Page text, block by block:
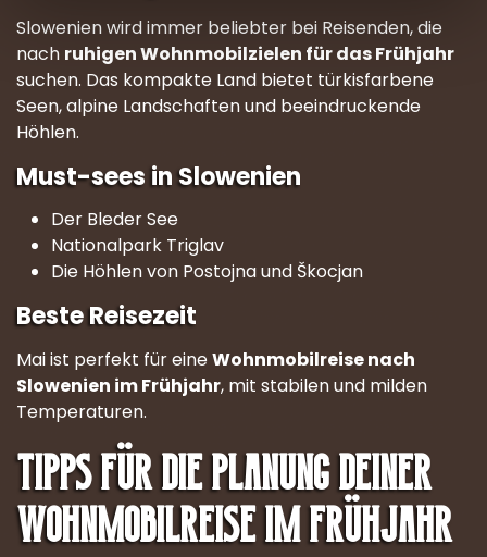
Slowenien wird immer beliebter bei Reisenden, die
nach ruhigen Wohnmobilzielen für das Frühjahr
suchen. Das kompakte Land bietet türkisfarbene
Seen, alpine Landschaften und beeindruckende
Höhlen.
Must-sees in Slowenien
Der Bleder See
Nationalpark Triglav
Die Höhlen von Postojna und Škocjan
Beste Reisezeit
Mai ist perfekt für eineWohnmobilreise nach
Slowenien im Frühjahr, mit stabilen und milden
Temperaturen.
Tipps für die Planung deiner
Wohnmobilreise im Frühjahr